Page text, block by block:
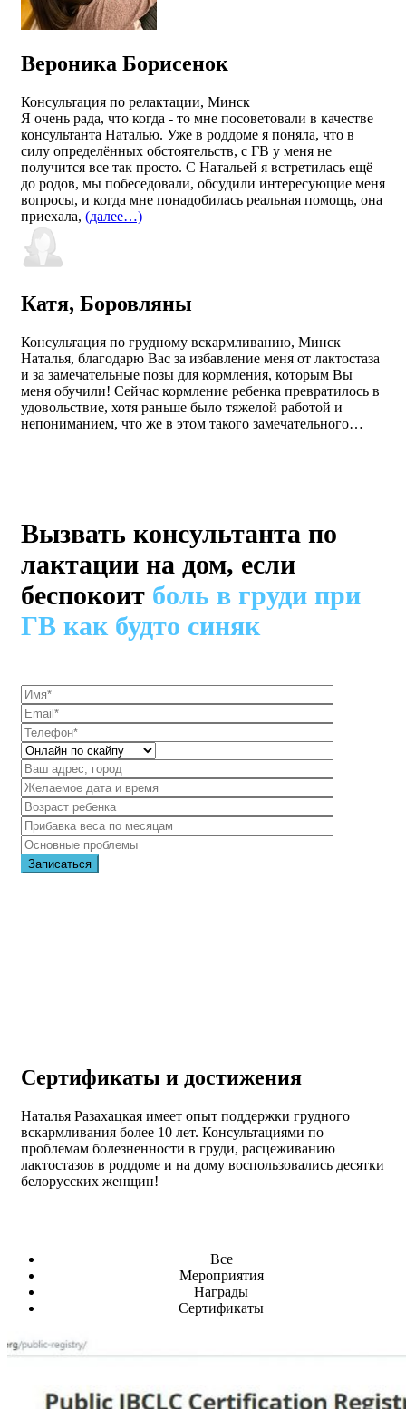
Вероника Борисенок
Консультация по релактации, Минск
Я очень рада, что когда - то мне посоветовали в качестве
консультанта Наталью. Уже в роддоме я поняла, что в
силу определённых обстоятельств, с ГВ у меня не
получится все так просто. С Натальей я встретилась ещё
до родов, мы побеседовали, обсудили интересующие меня
вопросы, и когда мне понадобилась реальная помощь, она
приехала, (далее…)
Катя, Боровляны
Консультация по грудному вскармливанию, Минск
Наталья, благодарю Вас за избавление меня от лактостаза
и за замечательные позы для кормления, которым Вы
меня обучили! Сейчас кормление ребенка превратилось в
удовольствие, хотя раньше было тяжелой работой и
непониманием, что же в этом такого замечательного…
Вызвать консультанта по
лактации на дом, если
беспокоит боль в груди при
ГВ как будто синяк
Сертификаты и достижения
Наталья Разахацкая имеет опыт поддержки грудного
вскармливания более 10 лет. Консультациями по
проблемам болезненности в груди, расцеживанию
лактостазов в роддоме и на дому воспользовались десятки
белорусских женщин!
Все
Мероприятия
Награды
Сертификаты